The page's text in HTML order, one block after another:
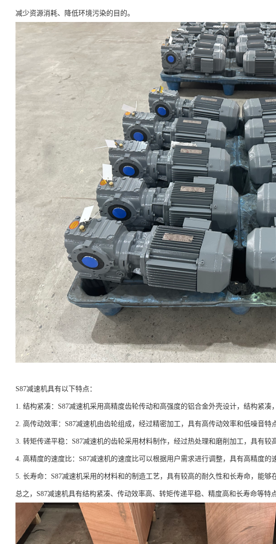
减少资源消耗、降低环境污染的目的。
S87减速机具有以下特点：
1. 结构紧凑：S87减速机采用高精度齿轮传动和高强度的铝合金外壳设计，结构紧凑
2. 高传动效率：S87减速机由齿轮组成，经过精密加工，具有高传动效率和低噪音特
3. 转矩传递平稳：S87减速机的齿轮采用材料制作，经过热处理和磨削加工，具有较
4. 高精度的速度比：S87减速机的速度比可以根据用户需求进行调整，具有高精度的
5. 长寿命：S87减速机采用的材料和的制造工艺，具有较高的耐久性和长寿命，能够
总之，S87减速机具有结构紧凑、传动效率高、转矩传递平稳、精度高和长寿命等特